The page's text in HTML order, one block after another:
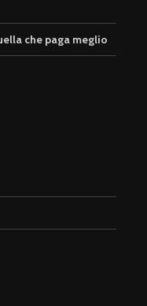
che paga meglio